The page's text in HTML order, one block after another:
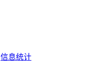
信息统计